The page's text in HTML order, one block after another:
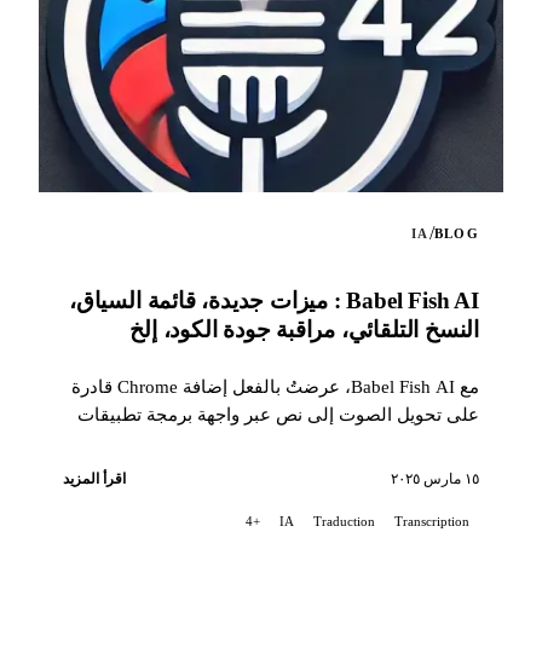
BLOG
/
IA
Babel Fish AI : ميزات جديدة، قائمة السياق،
النسخ التلقائي، مراقبة جودة الكود، إلخ
مع Babel Fish AI، عرضتُ بالفعل إضافة Chrome قادرة
على تحويل الصوت إلى نص عبر واجهة برمجة تطبيقات
١٥ مارس ٢٠٢٥ اقرأ المزيد
Transcription
Traduction
IA
+4